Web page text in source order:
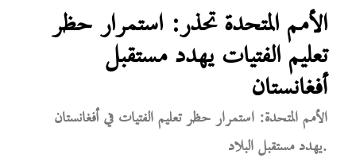
الأمم المتحدة تحذر: استمرار حظر
تعليم الفتيات يهدد مستقبل
أفغانستان
الأمم المتحدة: استمرار حظر تعليم الفتيات في أفغانستان
يهدد مستقبل البلاد.